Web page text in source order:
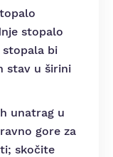
stopalo
stopala bi
stav u širini
unatrag u
gore za
skočite